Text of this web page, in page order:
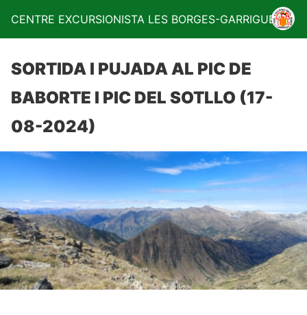
CENTRE EXCURSIONISTA LES BORGES-GARRIGUES
SORTIDA I PUJADA AL PIC DE
BABORTE I PIC DEL SOTLLO (17-
08-2024)